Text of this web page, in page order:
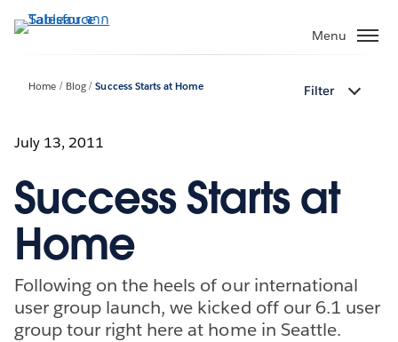
ไป
Menu
Home Blog Success Starts at Home Filter
July 13, 2011
Success Starts at
Home
Following on the heels of our international
user group launch, we kicked off our 6.1 user
group tour right here at home in Seattle.